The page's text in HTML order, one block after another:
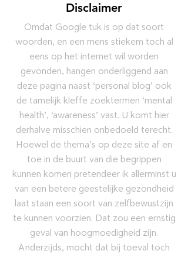
Disclaimer
Omdat Google tuk is op dat soort
woorden, en een mens stiekem toch al
eens op het internet wil worden
gevonden, hangen onderliggend aan
deze pagina naast ‘personal blog’ ook
de tamelijk kleffe zoektermen ‘mental
health’, ‘awareness’ vast. U komt hier
derhalve misschien onbedoeld terecht.
Hoewel de thema’s op deze site af en
toe in de buurt van die begrippen
kunnen komen pretendeer ik allerminst u
van een betere geestelijke gezondheid
laat staan een soort van zelfbewustzijn
te kunnen voorzien. Dat zou een ernstig
geval van hoogmoedigheid zijn.
Anderzijds, mocht dat bij toeval toch